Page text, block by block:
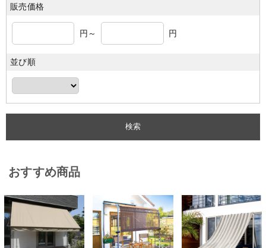
販売価格
円～ 円
並び順
おすすめ商品